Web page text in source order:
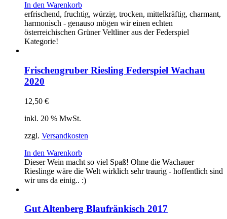
In den Warenkorb
erfrischend, fruchtig, würzig, trocken, mittelkräftig, charmant,
harmonisch - genauso mögen wir einen echten
österreichischen Grüner Veltliner aus der Federspiel
Kategorie!
Frischengruber Riesling Federspiel Wachau
2020
12,50 €
inkl. 20 % MwSt.
zzgl. Versandkosten
In den Warenkorb
Dieser Wein macht so viel Spaß! Ohne die Wachauer
Rieslinge wäre die Welt wirklich sehr traurig - hoffentlich sind
wir uns da einig.. :)
Gut Altenberg Blaufränkisch 2017